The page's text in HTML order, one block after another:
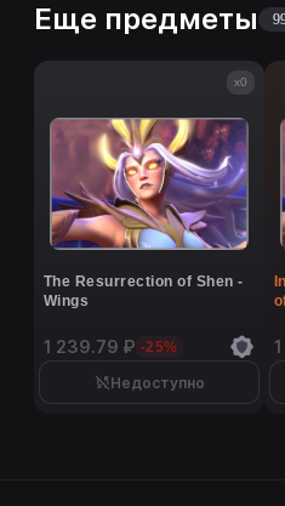
Еще предметы
x0
The Resurrection of Shen -
Wings
1 239.79 ₽ -25%
Недоступно